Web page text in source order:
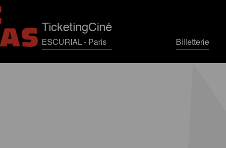
TicketingCiné
ESCURIAL - Paris Billetterie